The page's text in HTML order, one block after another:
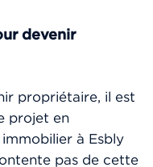
devenir
propriétaire, il est
projet en
à Esbly
pas de cette